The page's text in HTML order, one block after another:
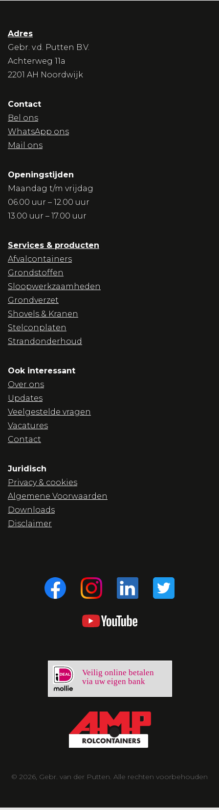
Adres
Gebr. v.d. Putten B.V.
Achterweg 11a
2201 AH Noordwijk
Contact
Bel ons
WhatsApp ons
Mail ons
Openingstijden
Maandag t/m vrijdag
06.00 uur – 12.00 uur
13.00 uur – 17.00 uur
Services & producten
Afvalcontainers
Grondstoffen
Sloopwerkzaamheden
Grondverzet
Shovels & Kranen
Stelconplaten
Strandonderhoud
Ook interessant
Over ons
Updates
Veelgestelde vragen
Vacatures
Contact
Juridisch
Privacy & cookies
Algemene Voorwaarden
Downloads
Disclaimer
Veilig online betalen
via uw eigen bank
© 2026, Gebr. van der Putten. Alle rechten voorbehouden